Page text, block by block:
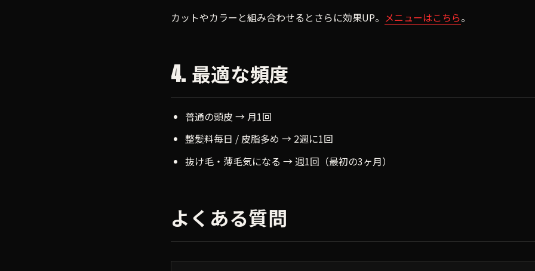
カットやカラーと組み合わせるとさらに効果UP。 メニューはこちら。
4. 最適な頻度
普通の頭皮 → 月1回
整髪料毎日 / 皮脂多め → 2週に1回
抜け毛・薄毛気になる → 週1回（最初の3ヶ月）
よくある質問